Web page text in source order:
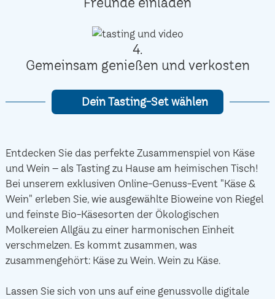
4.
Gemeinsam genießen und verkosten
Dein Tasting-Set wählen
Entdecken Sie das perfekte Zusammenspiel von Käse
und Wein – als Tasting zu Hause am heimischen Tisch!
Bei unserem exklusiven Online-Genuss-Event "Käse &
Wein" erleben Sie, wie ausgewählte Bioweine von Riegel
und feinste Bio-Käsesorten der Ökologischen
Molkereien Allgäu zu einer harmonischen Einheit
verschmelzen. Es kommt zusammen, was
zusammengehört: Käse zu Wein. Wein zu Käse.
Lassen Sie sich von uns auf eine genussvolle digitale